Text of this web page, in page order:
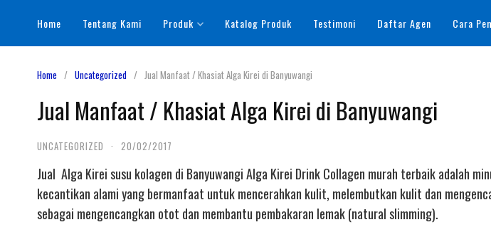
content
Home Tentang Kami Produk Katalog Produk Testimoni Daftar Agen Cara
Home Uncategorized Jual Manfaat / Khasiat Alga Kirei di Banyuwangi
Jual Manfaat / Khasiat Alga Kirei di Banyuwangi
UNCATEGORIZED · 20/02/2017
Jual Alga Kirei susu kolagen di Banyuwangi Alga Kirei Drink Collagen murah terbaik adalah
kecantikan alami yang bermanfaat untuk mencerahkan kulit, melembutkan kulit dan
sebagai mengencangkan otot dan membantu pembakaran lemak (natural slimming).